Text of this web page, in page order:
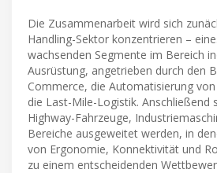
Die Zusammenarbeit wird sich
Handling-Sektor konzentrieren –
wachsenden Segmente im Bereich
Ausrüstung, angetrieben durch den
Commerce, die Automatisierung
die Last-Mile-Logistik. Anschließend
Highway-Fahrzeuge,
Bereiche ausgeweitet werden, in
von Ergonomie, Konnektivität und
zu einem entscheidenden